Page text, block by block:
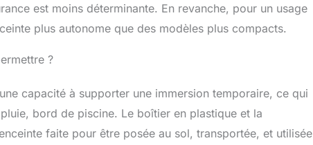
est moins déterminante. En revanche, pour un usage
plus autonome que des modèles plus compacts.
?
capacité à supporter une immersion temporaire, ce qui
bord de piscine. Le boîtier en plastique et la
faite pour être posée au sol, transportée, et utilisée